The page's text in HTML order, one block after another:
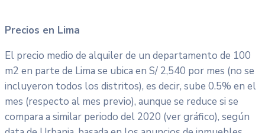
Precios en Lima
El precio medio de alquiler de un departamento de 100
m2 en parte de Lima se ubica en S/ 2,540 por mes (no se
incluyeron todos los distritos), es decir, sube 0.5% en el
mes (respecto al mes previo), aunque se reduce si se
compara a similar periodo del 2020 (ver gráfico), según